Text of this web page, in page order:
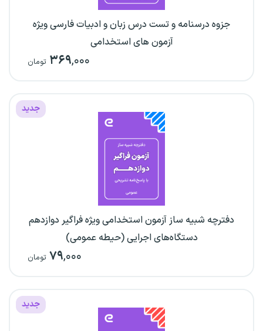
جزوه درسنامه و تست درس زبان و ادبیات فارسی ویژه
آزمون های استخدامی
۳۶۹,۰۰۰ تومان
جدید
دفترچه شبیه ساز آزمون استخدامی ویژه فراگیر دوازدهم
دستگاه‌های اجرایی (حیطه عمومی)
۷۹,۰۰۰ تومان
جدید